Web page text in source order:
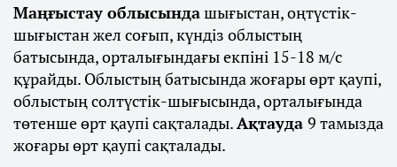
Маңғыстау облысындашығыстан, оңтүстік-
шығыстан жел соғып, күндіз облыстың
батысында, орталығындағы екпіні 15-18 м/с
құрайды. Облыстың батысында жоғары өрт қаупі,
облыстың солтүстік-шығысында, орталығында
төтенше өрт қаупі сақталады.Ақтауда 9 тамызда
жоғары өрт қаупі сақталады.